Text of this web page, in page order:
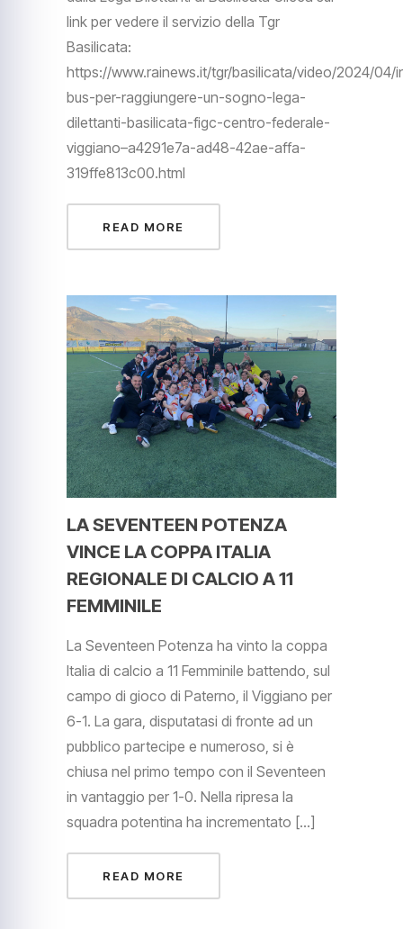
link per vedere il servizio della Tgr
Basilicata:
https://www.rainews.it/tgr/basilicata/video/2024/04/
bus-per-raggiungere-un-sogno-lega-
dilettanti-basilicata-figc-centro-federale-
viggiano–a4291e7a-ad48-42ae-affa-
319ffe813c00.html
READ MORE
LA SEVENTEEN POTENZA
VINCE LA COPPA ITALIA
REGIONALE DI CALCIO A 11
FEMMINILE
La Seventeen Potenza ha vinto la coppa
Italia di calcio a 11 Femminile battendo, sul
campo di gioco di Paterno, il Viggiano per
6-1. La gara, disputatasi di fronte ad un
pubblico partecipe e numeroso, si è
chiusa nel primo tempo con il Seventeen
in vantaggio per 1-0. Nella ripresa la
squadra potentina ha incrementato […]
READ MORE